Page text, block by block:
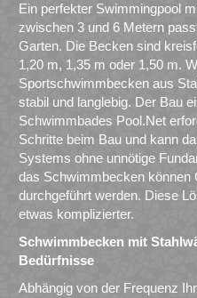
Ein perfekter Swimmingpool
zwischen 3 und 6 Metern
Garten. Die Becken sind
1,20 m, 1,35 m oder 1,50 m.
Sportschwimmbecken aus
stabil und langlebig. Der Bau
Schwimmbades Pool.Net
Schritte beim Bau und kann
Systems ohne unnötige
das Schwimmbecken können
durchgeführt werden. Diese
etwas komplizierter.
Schwimmbecken mit
Bedürfnisse
Abhängig von der Frequenz